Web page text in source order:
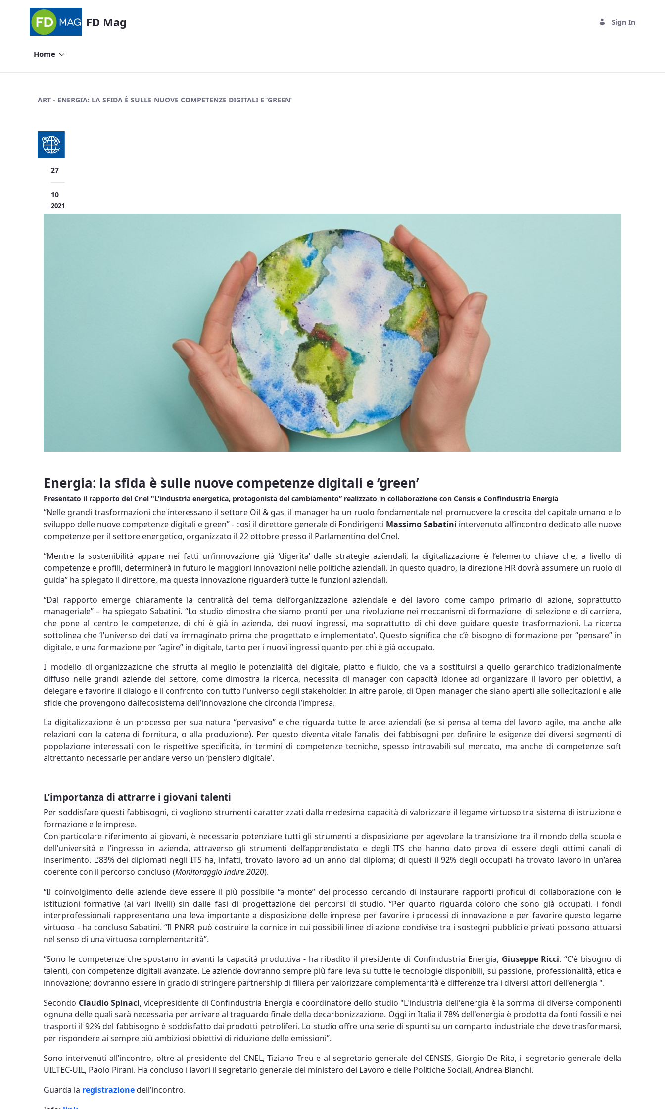
FD Mag Sign In
Home
ART - ENERGIA: LA SFIDA È SULLE NUOVE COMPETENZE DIGITALI E ‘GREEN’
27
10
2021
Energia: la sfida è sulle nuove competenze digitali e ‘green’
Presentato il rapporto del Cnel "L'industria energetica, protagonista del cambiamento” realizzato in collaborazione con Censis e Confindustria Energia
“Nelle grandi trasformazioni che interessano il settore Oil & gas, il manager ha un ruolo fondamentale nel promuovere la crescita del capitale umano e lo
sviluppo delle nuove competenze digitali e green” - così il direttore generale di Fondirigenti Massimo Sabatini intervenuto all’incontro dedicato alle nuove
competenze per il settore energetico, organizzato il 22 ottobre presso il Parlamentino del Cnel.
“Mentre la sostenibilità appare nei fatti un’innovazione già ‘digerita’ dalle strategie aziendali, la digitalizzazione è l’elemento chiave che, a livello di
competenze e profili, determinerà in futuro le maggiori innovazioni nelle politiche aziendali. In questo quadro, la direzione HR dovrà assumere un ruolo di
guida” ha spiegato il direttore, ma questa innovazione riguarderà tutte le funzioni aziendali.
“Dal rapporto emerge chiaramente la centralità del tema dell’organizzazione aziendale e del lavoro come campo primario di azione, soprattutto
manageriale” – ha spiegato Sabatini. “Lo studio dimostra che siamo pronti per una rivoluzione nei meccanismi di formazione, di selezione e di carriera,
che pone al centro le competenze, di chi è già in azienda, dei nuovi ingressi, ma soprattutto di chi deve guidare queste trasformazioni. La ricerca
sottolinea che ‘l’universo dei dati va immaginato prima che progettato e implementato’. Questo significa che c’è bisogno di formazione per “pensare” in
digitale, e una formazione per “agire” in digitale, tanto per i nuovi ingressi quanto per chi è già occupato.
Il modello di organizzazione che sfrutta al meglio le potenzialità del digitale, piatto e fluido, che va a sostituirsi a quello gerarchico tradizionalmente
diffuso nelle grandi aziende del settore, come dimostra la ricerca, necessita di manager con capacità idonee ad organizzare il lavoro per obiettivi, a
delegare e favorire il dialogo e il confronto con tutto l’universo degli stakeholder. In altre parole, di Open manager che siano aperti alle sollecitazioni e alle
sfide che provengono dall’ecosistema dell’innovazione che circonda l’impresa.
La digitalizzazione è un processo per sua natura “pervasivo” e che riguarda tutte le aree aziendali (se si pensa al tema del lavoro agile, ma anche alle
relazioni con la catena di fornitura, o alla produzione). Per questo diventa vitale l’analisi dei fabbisogni per definire le esigenze dei diversi segmenti di
popolazione interessati con le rispettive specificità, in termini di competenze tecniche, spesso introvabili sul mercato, ma anche di competenze soft
altrettanto necessarie per andare verso un ‘pensiero digitale’.
L’importanza di attrarre i giovani talenti
Per soddisfare questi fabbisogni, ci vogliono strumenti caratterizzati dalla medesima capacità di valorizzare il legame virtuoso tra sistema di istruzione e
formazione e le imprese.
Con particolare riferimento ai giovani, è necessario potenziare tutti gli strumenti a disposizione per agevolare la transizione tra il mondo della scuola e
dell’università e l’ingresso in azienda, attraverso gli strumenti dell’apprendistato e degli ITS che hanno dato prova di essere degli ottimi canali di
inserimento. L’83% dei diplomati negli ITS ha, infatti, trovato lavoro ad un anno dal diploma; di questi il 92% degli occupati ha trovato lavoro in un’area
coerente con il percorso concluso (Monitoraggio Indire 2020).
“Il coinvolgimento delle aziende deve essere il più possibile “a monte” del processo cercando di instaurare rapporti proficui di collaborazione con le
istituzioni formative (ai vari livelli) sin dalle fasi di progettazione dei percorsi di studio. “Per quanto riguarda coloro che sono già occupati, i fondi
interprofessionali rappresentano una leva importante a disposizione delle imprese per favorire i processi di innovazione e per favorire questo legame
virtuoso - ha concluso Sabatini. “Il PNRR può costruire la cornice in cui possibili linee di azione condivise tra i sostegni pubblici e privati possono attuarsi
nel senso di una virtuosa complementarità”.
“Sono le competenze che spostano in avanti la capacità produttiva - ha ribadito il presidente di Confindustria Energia, Giuseppe Ricci. “C'è bisogno di
talenti, con competenze digitali avanzate. Le aziende dovranno sempre più fare leva su tutte le tecnologie disponibili, su passione, professionalità, etica e
innovazione; dovranno essere in grado di stringere partnership di filiera per valorizzare complementarità e differenze tra i diversi attori dell'energia ".
Secondo Claudio Spinaci, vicepresidente di Confindustria Energia e coordinatore dello studio "L'industria dell'energia è la somma di diverse componenti
ognuna delle quali sarà necessaria per arrivare al traguardo finale della decarbonizzazione. Oggi in Italia il 78% dell'energia è prodotta da fonti fossili e nei
trasporti il 92% del fabbisogno è soddisfatto dai prodotti petroliferi. Lo studio offre una serie di spunti su un comparto industriale che deve trasformarsi,
per rispondere ai sempre più ambiziosi obiettivi di riduzione delle emissioni”.
Sono intervenuti all’incontro, oltre al presidente del CNEL, Tiziano Treu e al segretario generale del CENSIS, Giorgio De Rita, il segretario generale della
UILTEC-UIL, Paolo Pirani. Ha concluso i lavori il segretario generale del ministero del Lavoro e delle Politiche Sociali, Andrea Bianchi.
Guarda la registrazionedell’incontro.